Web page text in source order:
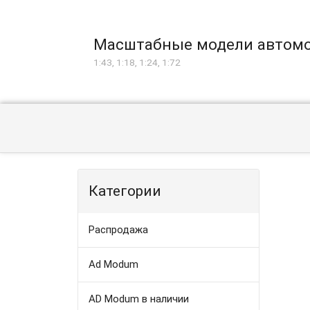
Масштабные модели
1:43, 1:18, 1:24, 1:72
Категории
Распродажа
Ad Modum
AD Modum в наличии